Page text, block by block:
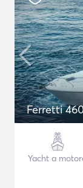
Ferretti
Yacht a